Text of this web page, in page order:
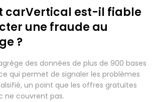
carVertical est-il fiable
une fraude au
?
des données de plus de 900 bases
qui permet de signaler les problèmes
un point que les offres gratuites
ne couvrent pas.